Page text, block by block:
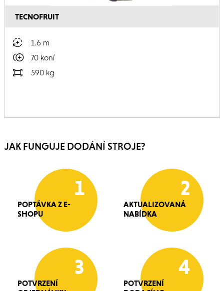
TECNOFRUIT
1.6 m
70 koní
590 kg
JAK FUNGUJE DODÁNÍ STROJE?
1
POPTÁVKA Z E-
SHOPU
2
AKTUALIZOVANÁ
NABÍDKA
3
POTVRZENÍ
4
POTVRZENÍ